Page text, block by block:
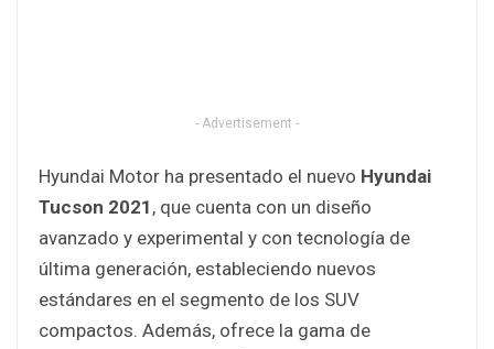
- Advertisement -
Hyundai Motor ha presentado el nuevo Hyundai
Tucson 2021 , que cuenta con un diseño
avanzado y experimental y con tecnología de
última generación, estableciendo nuevos
estándares en el segmento de los SUV
compactos. Además, ofrece la gama de